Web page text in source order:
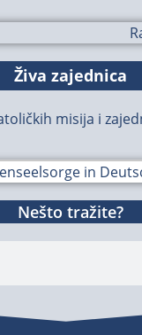
Živa zajednica
misija i
Nešto tražite?